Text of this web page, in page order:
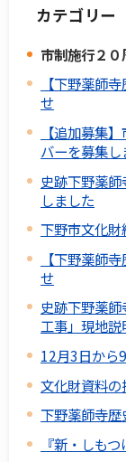
カテゴリー
市制施行２
【下野薬師
せ
【追加募集
バーを募集し
史跡下野薬
しました
下野市文化
【下野薬師
せ
史跡下野薬
工事」現地
12月3日から
文化財資料
下野薬師寺
『新・しも